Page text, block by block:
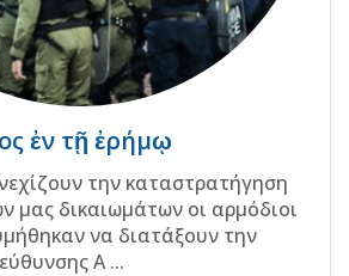
ἐν τῇ ἐρήμῳ
την καταστρατήγηση
μας δικαιωμάτων οι αρμόδιοι
να διατάξουν την
Α ...